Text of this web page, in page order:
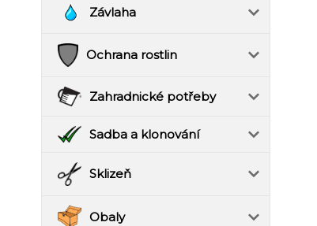
Závlaha
Ochrana rostlin
Zahradnické potřeby
Sadba a klonování
Sklizeň
Obaly